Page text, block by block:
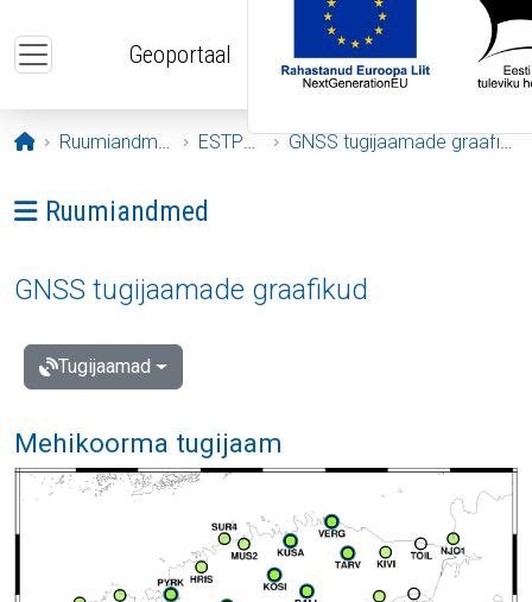
Geoportaal
Avaleht
Ruumiandmed ESTPOS GNSS tugijaamade graafikud
Ava menüü: Ruumiandmed
Ruumiandmed
GNSS tugijaamade graafikud
Tugijaamad
Mehikoorma tugijaam